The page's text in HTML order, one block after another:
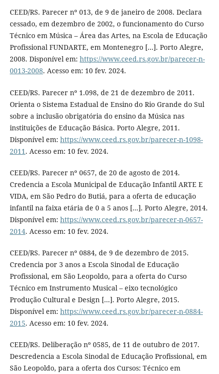
CEED/RS. Parecer nº 013, de 9 de janeiro de 2008. Declara
cessado, em dezembro de 2002, o funcionamento do Curso
Técnico em Música – Área das Artes, na Escola de Educação
Profissional FUNDARTE, em Montenegro [...]. Porto Alegre,
2008. Disponível em: https://www.ceed.rs.gov.br/parecer-n-
0013-2008. Acesso em: 10 fev. 2024.
CEED/RS. Parecer nº 1.098, de 21 de dezembro de 2011.
Orienta o Sistema Estadual de Ensino do Rio Grande do Sul
sobre a inclusão obrigatória do ensino da Música nas
instituições de Educação Básica. Porto Alegre, 2011.
Disponível em: https://www.ceed.rs.gov.br/parecer-n-1098-
2011 . Acesso em: 10 fev. 2024.
CEED/RS. Parecer nº 0657, de 20 de agosto de 2014.
Credencia a Escola Municipal de Educação Infantil ARTE E
VIDA, em São Pedro do Butiá, para a oferta de educação
infantil na faixa etária de 0 a 5 anos [...]. Porto Alegre, 2014.
Disponível em: https://www.ceed.rs.gov.br/parecer-n-0657-
2014. Acesso em: 10 fev. 2024.
CEED/RS. Parecer nº 0884, de 9 de dezembro de 2015.
Credencia por 3 anos a Escola Sinodal de Educação
Profissional, em São Leopoldo, para a oferta do Curso
Técnico em Instrumento Musical – eixo tecnológico
Produção Cultural e Design [...]. Porto Alegre, 2015.
Disponível em: https://www.ceed.rs.gov.br/parecer-n-0884-
2015. Acesso em: 10 fev. 2024.
CEED/RS. Deliberação nº 0585, de 11 de outubro de 2017.
Descredencia a Escola Sinodal de Educação Profissional, em
São Leopoldo, para a oferta dos Cursos: Técnico em